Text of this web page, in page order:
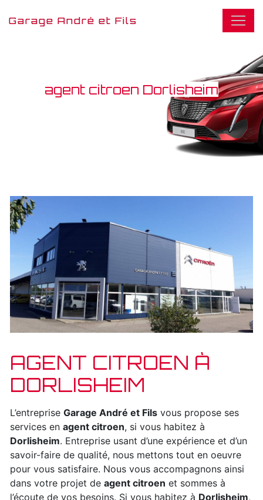
Garage André et Fils
agent citroen Dorlisheim
AGENT CITROEN À
DORLISHEIM
L’entreprise Garage André et Fils vous propose ses
services en agent citroen, si vous habitez à
Dorlisheim. Entreprise usant d’une expérience et d’un
savoir-faire de qualité, nous mettons tout en oeuvre
pour vous satisfaire. Nous vous accompagnons ainsi
dans votre projet de agent citroen et sommes à
l’écoute de vos besoins. Si vous habitez à Dorlisheim,